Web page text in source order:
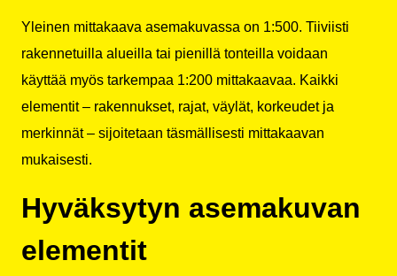
Yleinen mittakaava asemakuvassa on 1:500. Tiiviisti
rakennetuilla alueilla tai pienillä tonteilla voidaan
käyttää myös tarkempaa 1:200 mittakaavaa. Kaikki
elementit – rakennukset, rajat, väylät, korkeudet ja
merkinnät – sijoitetaan täsmällisesti mittakaavan
mukaisesti.
Hyväksytyn asemakuvan
elementit